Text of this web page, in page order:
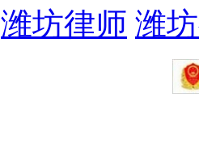
潍坊律师 潍